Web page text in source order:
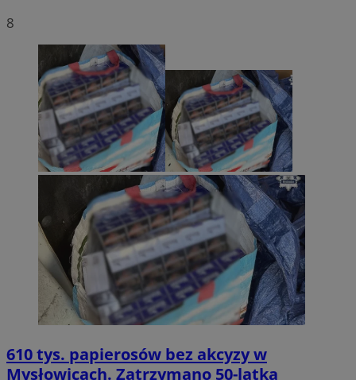
8
610 tys. papierosów bez akcyzy w
Mysłowicach. Zatrzymano 50-latka